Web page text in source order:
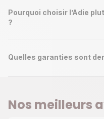
Pourquoi choisir l’Adie
?
Quelles garanties sont
Nos meilleurs